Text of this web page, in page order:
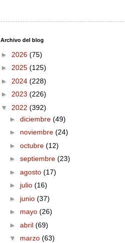
Archivo del blog
► 2026 (75)
► 2025 (125)
► 2024 (228)
► 2023 (226)
▼ 2022 (392)
► diciembre (49)
► noviembre (24)
► octubre (12)
► septiembre (23)
► agosto (17)
► julio (16)
► junio (37)
► mayo (26)
► abril (69)
▼ marzo (63)